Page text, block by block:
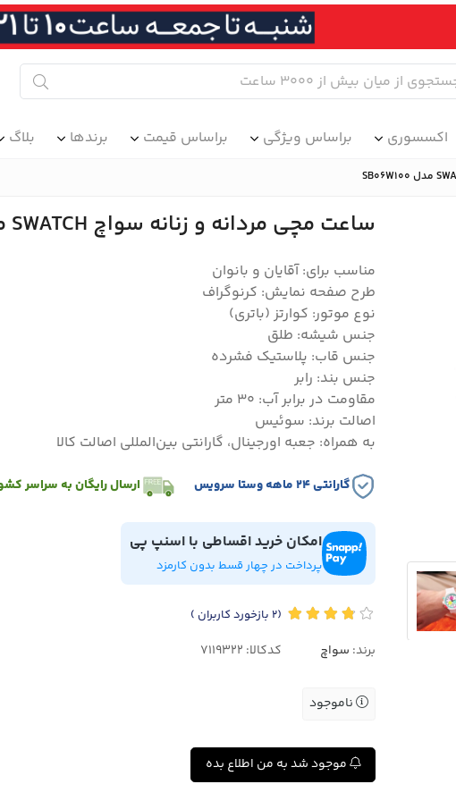
اکسسوری براساس ویژگی براساس قیمت برندها بلاگ
ساعت مچی مردانه و زنانه سواچ SWATCH مدل SB06W100
مناسب برای: آقایان و بانوان
طرح صفحه نمایش: کرنوگراف
نوع موتور: کوارتز (باتری)
جنس شیشه: طلق
جنس قاب: پلاستیک فشرده
جنس بند: رابر
مقاومت در برابر آب: 30 متر
اصالت برند: سوئیس
به همراه: جعبه اورجینال، گارانتی بین‌المللی اصالت کالا
گارانتی ۲۴ ماهه وستا سرویس ارسال رایگان به سراسر
امکان خرید اقساطی با اسنپ پی
پرداخت در چهار قسط بدون کارمزد
(2 بازخورد کاربران )
برند: سواچ کدکالا:
ناموجود
موجود شد به من اطلاع بده